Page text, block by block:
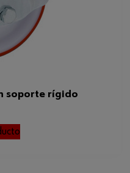
soporte rígido